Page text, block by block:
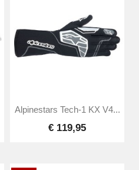
Alpinestars Tech-1 KX V4...
€ 119,95